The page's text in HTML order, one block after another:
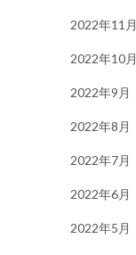
2022年11月
2022年10月
2022年9月
2022年8月
2022年7月
2022年6月
2022年5月